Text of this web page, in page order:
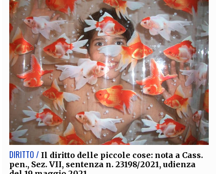
DIRITTO / Il diritto delle piccole cose: nota a Cass.
pen., Sez. VII, sentenza n. 23198/2021, udienza